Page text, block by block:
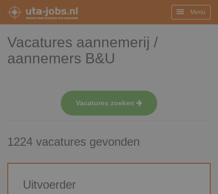
Menu
Vacatures aannemerij /
aannemers B&U
Vacatures zoeken
1224 vacatures gevonden
Uitvoerder